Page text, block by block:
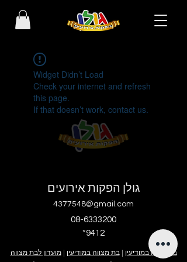
Widget Didn’t Load
Check your internet and refresh
this page.
If that doesn’t work, contact us.
גולן הפקות אירועים
4377548@gmail.com
08-6333200
בר מצווה במודיעין |בת מצווה במודיעין |מועדון לבת מצווה
*9412